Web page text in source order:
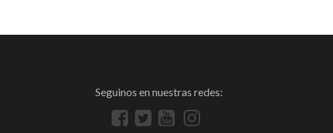
Seguinos en nuestras redes: